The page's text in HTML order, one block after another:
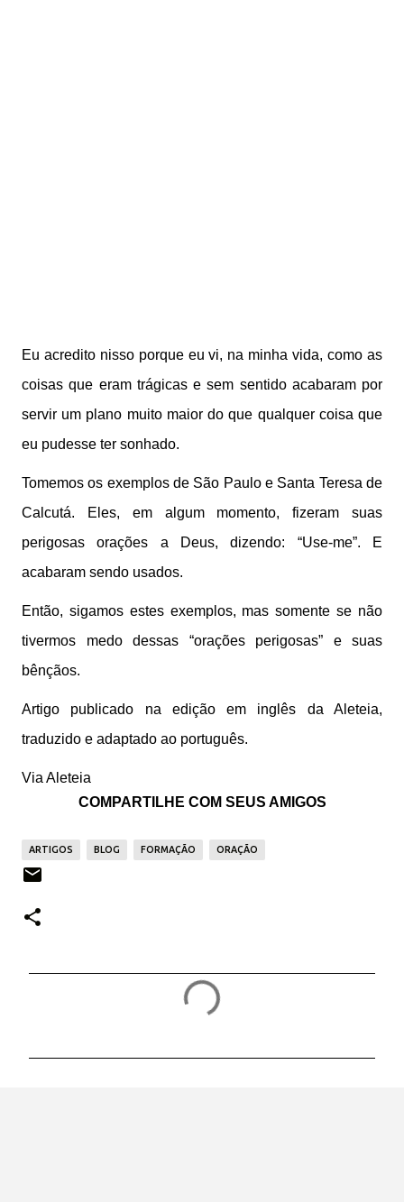
Eu acredito nisso porque eu vi, na minha vida, como as
coisas que eram trágicas e sem sentido acabaram por
servir um plano muito maior do que qualquer coisa que
eu pudesse ter sonhado.
Tomemos os exemplos de São Paulo e Santa Teresa de
Calcutá. Eles, em algum momento, fizeram suas
perigosas orações a Deus, dizendo: “Use-me”. E
acabaram sendo usados.
Então, sigamos estes exemplos, mas somente se não
tivermos medo dessas “orações perigosas” e suas
bênçãos.
Artigo publicado na edição em inglês da Aleteia,
traduzido e adaptado ao português.
Via Aleteia
COMPARTILHE COM SEUS AMIGOS
ARTIGOS BLOG FORMAÇÃO ORAÇÃO